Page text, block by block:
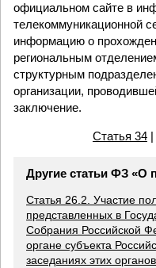
официальном сайте в
телекоммуникационной
информацию о
региональным
структурным
организации,
заключение.
Статья 34|
Другие статьи ФЗ «О
Статья 26.2. Участие
представленных в
Собрания Российской
органе субъекта
заседаниях этих органов